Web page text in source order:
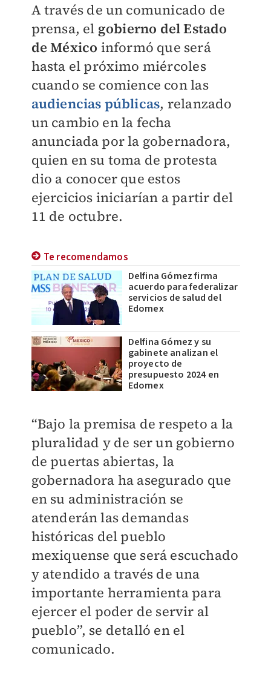
A través de un comunicado de
prensa, el gobierno del Estado
de México informó que será
hasta el próximo miércoles
cuando se comience con las
audiencias públicas, relanzado
un cambio en la fecha
anunciada por la gobernadora,
quien en su toma de protesta
dio a conocer que estos
ejercicios iniciarían a partir del
11 de octubre.
Te recomendamos
Delfina Gómez firma
acuerdo para federalizar
servicios de salud del
Edomex
Delfina Gómez y su
gabinete analizan el
proyecto de
presupuesto 2024 en
Edomex
“Bajo la premisa de respeto a la
pluralidad y de ser un gobierno
de puertas abiertas, la
gobernadora ha asegurado que
en su administración se
atenderán las demandas
históricas del pueblo
mexiquense que será escuchado
y atendido a través de una
importante herramienta para
ejercer el poder de servir al
pueblo”, se detalló en el
comunicado.